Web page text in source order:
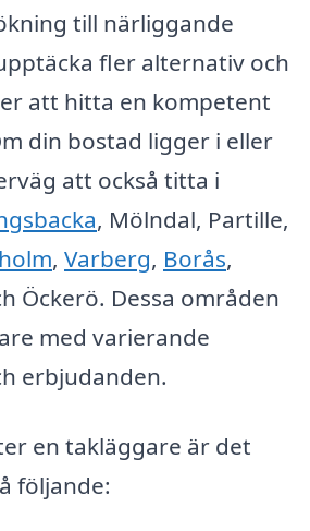
till närliggande
fler alternativ och
att hitta en kompetent
din bostad ligger i eller
att också titta i
, Mölndal, Partille,
, Varberg, Borås,
Öckerö. Dessa områden
med varierande
erbjudanden.
en takläggare är det
följande: